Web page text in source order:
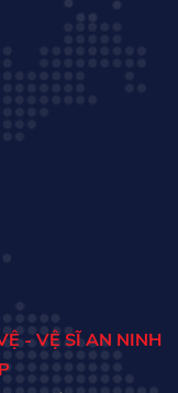
- VỆ SĨ AN NINH